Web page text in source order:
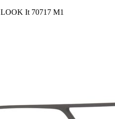
LOOK It 70717 M1